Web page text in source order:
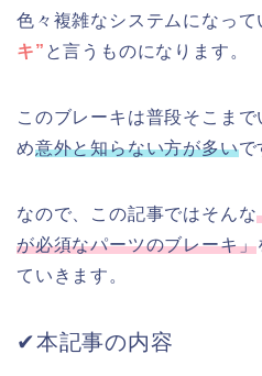
色々複雑なシステムになっ
キ” と言うものになります。
このブレーキは普段そこま
め意外と知らない方が多いで
なので、この記事ではそんな
が必須なパーツのブレーキ」
ていきます。
✔︎本記事の内容